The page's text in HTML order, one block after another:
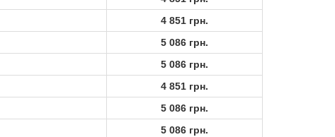
4 851 грн.
5 086 грн.
5 086 грн.
4 851 грн.
5 086 грн.
5 086 грн.